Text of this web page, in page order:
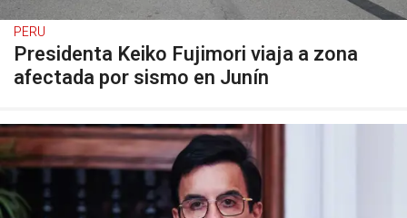
PERU
Presidenta Keiko Fujimori viaja a zona
afectada por sismo en Junín